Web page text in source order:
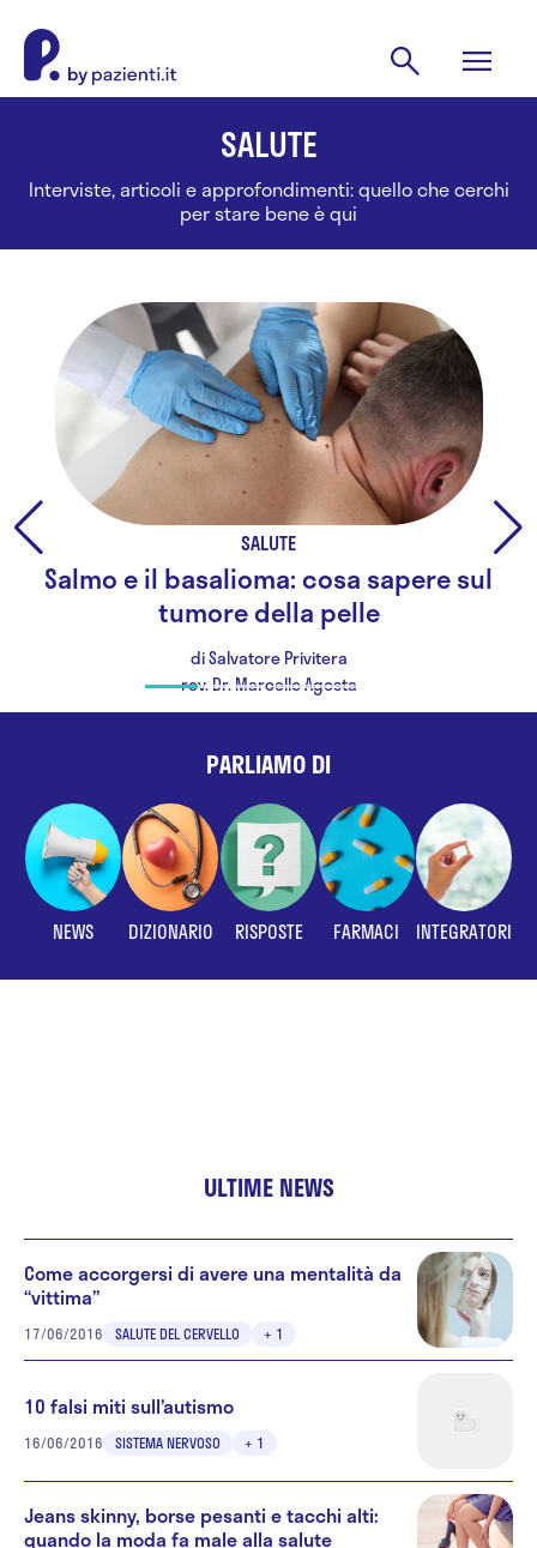
SALUTE
Interviste, articoli e approfondimenti: quello che cerchi
per stare bene è qui
SALUTE
Salmo e il basalioma: cosa sapere sul
tumore della pelle
di Salvatore Privitera
rev. Dr. Marcello Agosta
PARLIAMO DI
NEWS DIZIONARIO RISPOSTE FARMACI INTEGRATORI
ULTIME NEWS
Come accorgersi di avere una mentalità da
“vittima”
17/06/2016 SALUTE DEL CERVELLO + 1
10 falsi miti sull’autismo
16/06/2016 SISTEMA NERVOSO + 1
Jeans skinny, borse pesanti e tacchi alti:
quando la moda fa male alla salute